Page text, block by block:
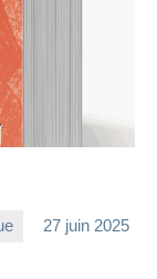
27 juin 2025